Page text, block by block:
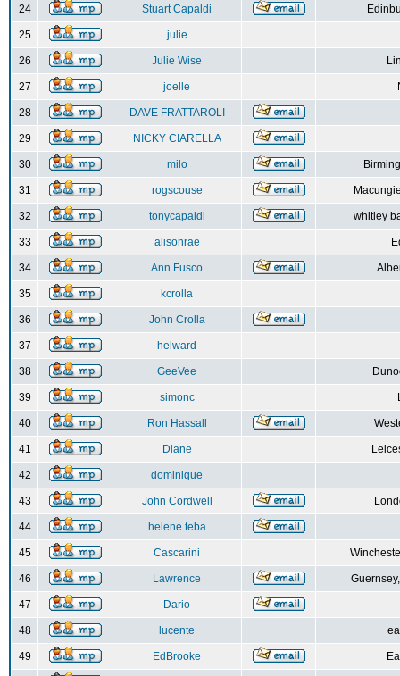
24 Stuart Capaldi
25 julie
26 Julie Wise
27 joelle
28 DAVE FRATTAROLI
29 NICKY CIARELLA
30 milo
31 rogscouse
32 tonycapaldi whitley
33 alisonrae
34 Ann Fusco
35 kcrolla
36 John Crolla
37 helward
38 GeeVee
39 simonc
40 Ron Hassall
41 Diane
42 dominique
43 John Cordwell
44 helene teba
45 Cascarini
46 Lawrence
47 Dario
48 lucente
49 EdBrooke